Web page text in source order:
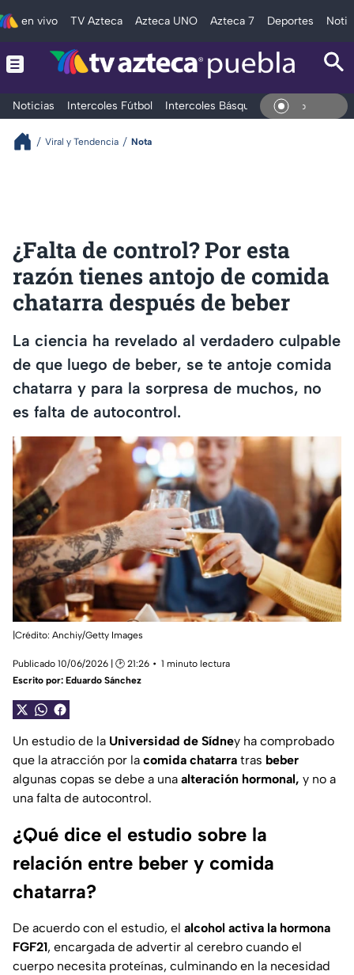
en vivo TV Azteca Azteca UNO Azteca 7 Deportes
Noticias Intercoles Fútbol Intercoles Básquetbol DeportesEn
Viral y Tendencia Nota
¿Falta de control? Por esta
razón tienes antojo de comida
chatarra después de beber
La ciencia ha revelado al verdadero culpable
de que luego de beber, se te antoje comida
chatarra y para la sorpresa de muchos, no
es falta de autocontrol.
|Crédito: Anchiy/Getty Images
Publicado 10/06/2026 | 🕑 21:26
1 minuto lectura
Escrito por: Eduardo Sánchez
Un estudio de la Universidad de Sídney ha comprobado
que la atracción por la comida chatarra tras beber
algunas copas se debe a una alteración hormonal, y no a
una falta de autocontrol.
¿Qué dice el estudio sobre la
relación entre beber y comida
chatarra?
De acuerdo con el estudio, el alcohol activa la hormona
FGF21, encargada de advertir al cerebro cuando el
cuerpo necesita proteínas, culminando en la necesidad